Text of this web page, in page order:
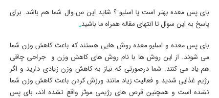
بای پس معده بهتر است یا اسلیو ؟ شاید این س.وال شما هم باشد. برای
پاسخ به این سوال تا انتهای مقاله همراه ما باشید.
بای پس معده و اسلیو معده روش هایی هستند که باعث کاهش وزن شما
می شوند. از این روش ها با نام روش های کاهش وزن و جراحی چاقی
هم یاد می کنند. شما درصورتی که نیاز به کاهش وزن زیادی دارید و اگر
رژیم غذایی شدید و فعالیت زیاد مانند ورزش کردن باعث کاهش وزن شما
نشده است و همچنین قرص های رژیمی موثر واقع نشده اند، بای پس